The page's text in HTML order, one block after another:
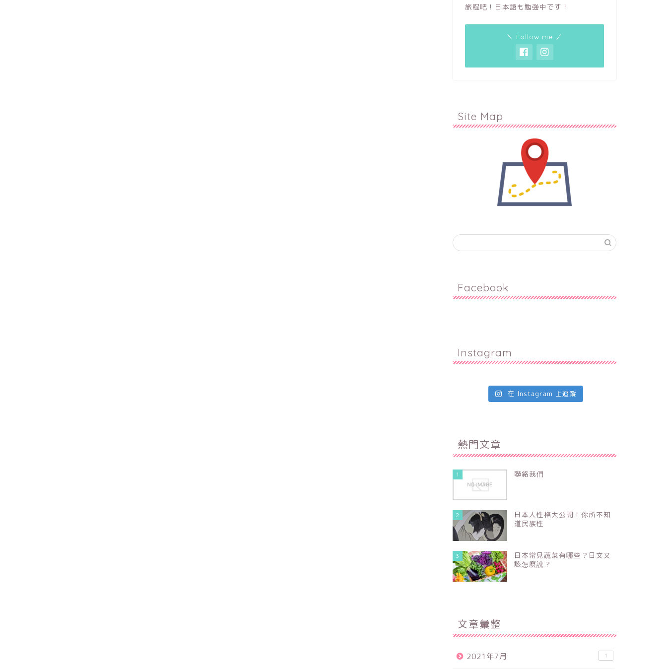
旅程吧！日本語も勉強中です！
＼ Follow me ／
Site Map
Facebook
Instagram
在 Instagram 上追蹤
熱門文章
1 聯絡我們
2
日本人性格大公開！你所不知
道民族性
3
日本常見蔬菜有哪些？日文又
該怎麼說？
文章彙整
2021年7月 1